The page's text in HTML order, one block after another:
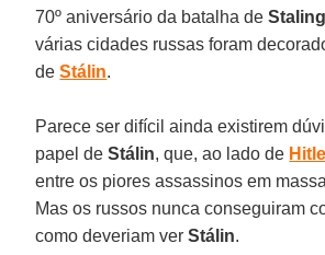
70º aniversário da batalha de
várias cidades russas foram
deStálin.
Parece ser difícil ainda existirem
papel deStálin, que, ao lado de
entre os piores assassinos em
Mas os russos nunca conseguiram
como deveriam verStálin.